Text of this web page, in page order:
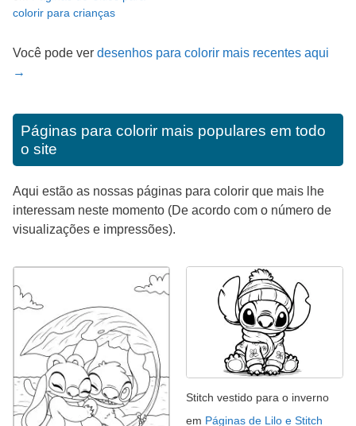
colorir para crianças
Você pode ver desenhos para colorir mais recentes aqui
→
Páginas para colorir mais populares em todo
o site
Aqui estão as nossas páginas para colorir que mais lhe
interessam neste momento (De acordo com o número de
visualizações e impressões).
Stitch vestido para o inverno
em Páginas de Lilo e Stitch